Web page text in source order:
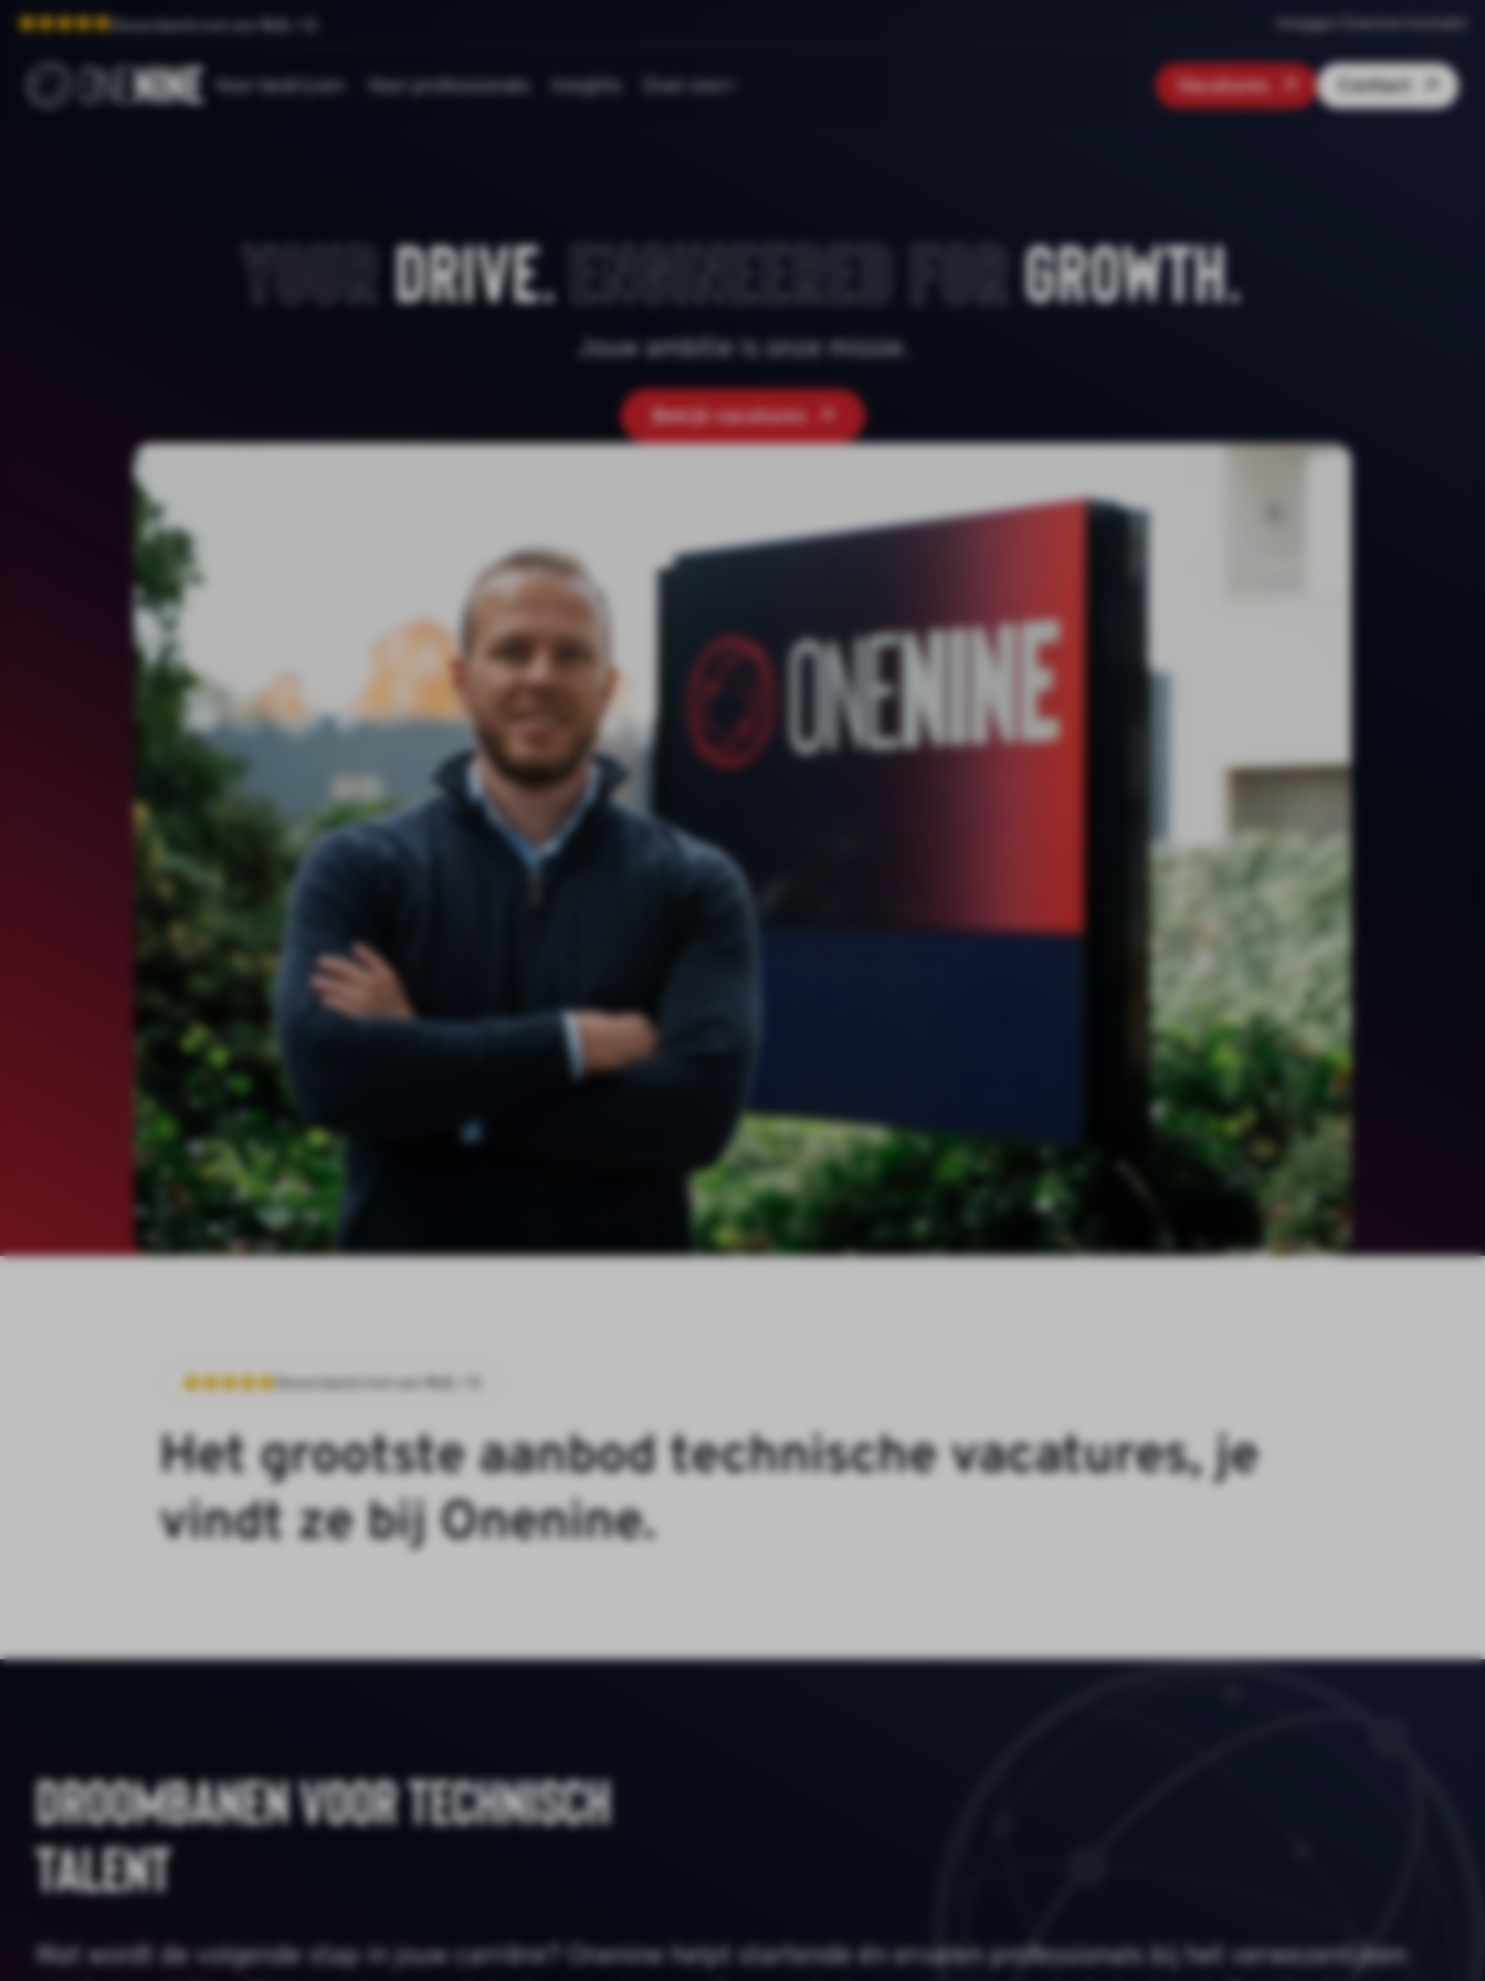
Beoordeeld met een 9.0 Inloggen Onenine Konnekt
Voor bedrijven Voor professionals Insights Over ons Vacatures Contact
Your drive. Engineered for growth.
Jouw ambitie is onze missie.
Bekijk vacatures
Beoordeeld met een 9.0
Hetgrootsteaanbodtechnischevacatures,je
vindtzebijOnenine.
Droombanen voor technisch
talent
Wat wordt de volgende stap in jouw carrière? Onenine helpt startende én ervaren professionals bij het verwezenlijken